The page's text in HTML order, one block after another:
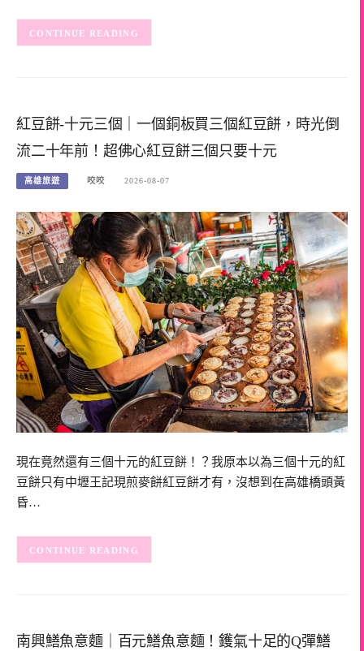
CONTINUE READING
紅豆餅-十元三個｜一個銅板買三個紅豆餅，時光倒
流二十年前！超佛心紅豆餅三個只要十元
高雄旅遊 咬咬 2026-08-07
現在竟然還有三個十元的紅豆餅！？我原本以為三個十元的紅
豆餅只有中壢王記現煎麥餅紅豆餅才有，沒想到在高雄橋頭黃
昏…
CONTINUE READING
南興鱔魚意麵｜百元鱔魚意麵！鑊氣十足的Q彈鱔